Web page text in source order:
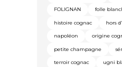
FOLIGNAN folle
histoire cognac hors
napoléon origine
petite champagne
terroir cognac ugni